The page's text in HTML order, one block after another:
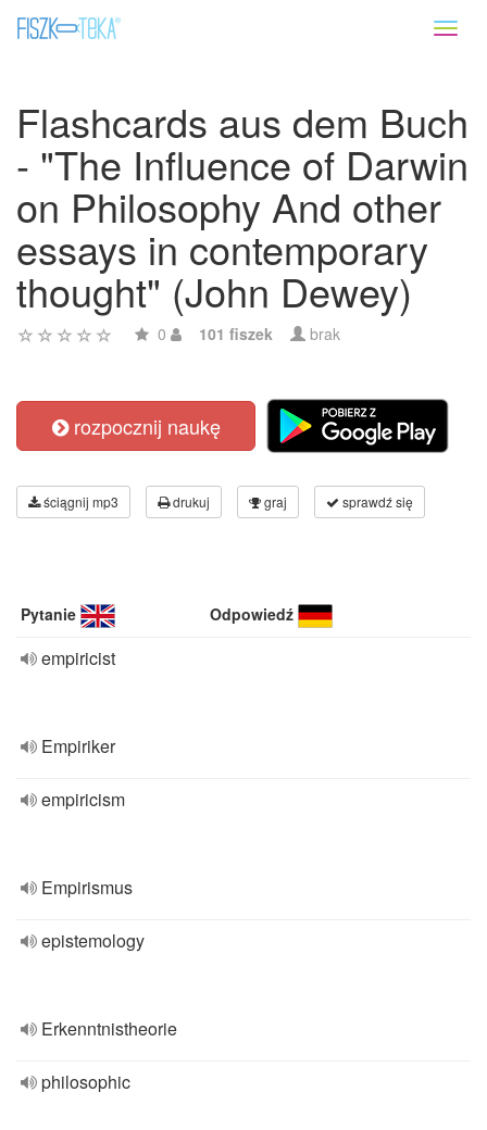
Flashcards aus dem Buch
- "The Influence of Darwin
on Philosophy And other
essays in contemporary
thought" (John Dewey)
0 101 fiszek brak
rozpocznij naukę
ściągnij mp3 drukuj graj sprawdź się
Pytanie Odpowiedź
empiricist
Empiriker
empiricism
Empirismus
epistemology
Erkenntnistheorie
philosophic